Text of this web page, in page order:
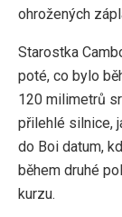
ohrožených
Starostka
poté, co bylo
120 milimetrů
přilehlé silnice,
do Boi datum,
během druhé
kurzu.